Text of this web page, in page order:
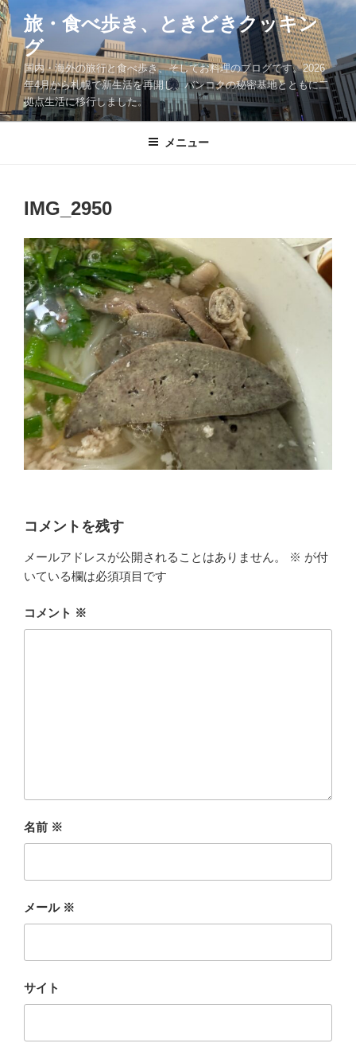
コ
ン
テ
ン
ツ
へ
ス
旅・食べ歩き、ときどきクッキン
グ
国内・海外の旅行と食べ歩き、そしてお料理のブログです。2026
年4月から札幌で新生活を再開し、バンコクの秘密基地とともに二
拠点生活に移行しました。
メニュー
IMG_2950
コメントを残す
メールアドレスが公開されることはありません。 ※ が付
いている欄は必須項目です
コメント ※
名前 ※
メール ※
サイト